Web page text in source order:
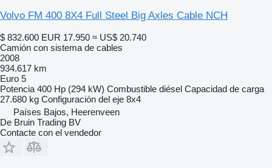
Volvo FM 400 8X4 Full Steel Big Axles Cable NCH
$ 832.600 EUR 17.950 ≈ US$ 20.740
Camión con sistema de cables
2008
934.617 km
Euro 5
Potencia 400 Hp (294 kW) Combustible diésel Capacidad de carga
27.680 kg Configuración del eje 8x4
Países Bajos, Heerenveen
De Bruin Trading BV
Contacte con el vendedor